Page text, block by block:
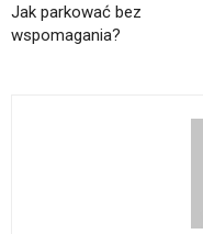
Jak parkować bez
wspomagania?